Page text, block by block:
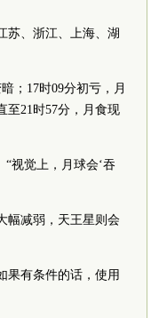
苏、浙江、上海、湖
；17时09分初亏，月
至21时57分，月食现
视觉上，月球会‘吞
幅减弱，天王星则会
果有条件的话，使用